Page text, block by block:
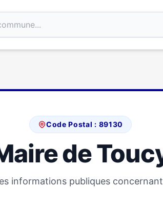
Code Postal : 89130
de
informations publiques